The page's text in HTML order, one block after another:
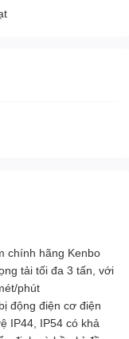
chính hãng Kenbo
tải tối đa 3 tấn, với
phút
động điện cơ điện
IP44, IP54 có khả